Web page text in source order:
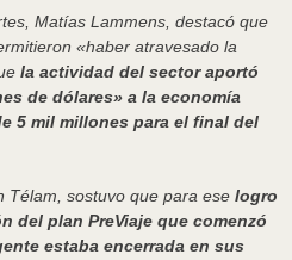
Matías Lammens, destacó que
«haber atravesado la
la actividad del sector aportó
de dólares» a la economía
5 mil millones para el final del
Télam, sostuvo que para ese logro
del plan PreViaje que comenzó
estaba encerrada en sus